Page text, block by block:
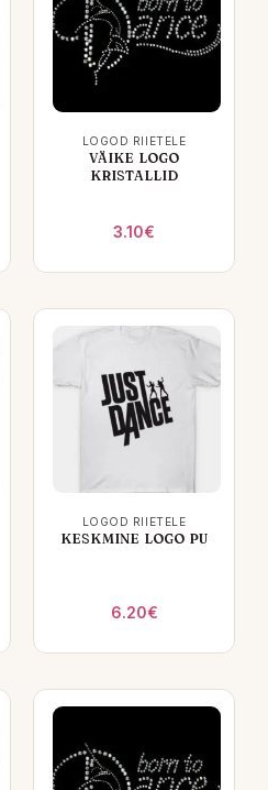
LOGOD RIIETELE
VÄIKE LOGO
KRISTALLID
3.10€
LOGOD RIIETELE
KESKMINE LOGO PU
6.20€